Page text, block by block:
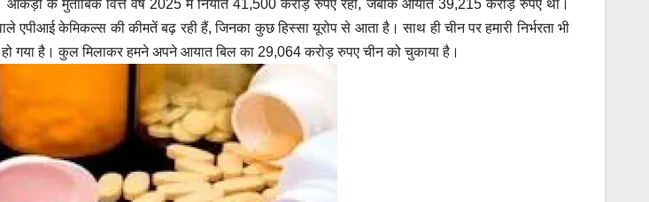
के मुताबिक वित्त वर्ष 2025 में निर्यात 41,500 करोड़ रुपए रहा, जबकि आयात 39,215 करोड़ रुपए था।
केमिकल्स की कीमतें बढ़ रही हैं, जिनका कुछ हिस्सा यूरोप से आता है। साथ ही चीन पर हमारी निर्भरता भी
गया है। कुल मिलाकर हमने अपने आयात बिल का 29,064 करोड़ रुपए चीन को चुकाया है।